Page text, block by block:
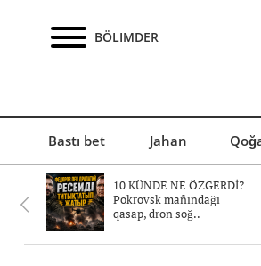
BÖLIMDER
Bastı bet Jahan
10 KÜNDE NE ÖZGERDİ?
Pokrovsk mañındağı
qasap, dron soğ..